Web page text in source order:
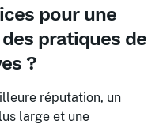
pour une
pratiques de
?
réputation, un
large et une